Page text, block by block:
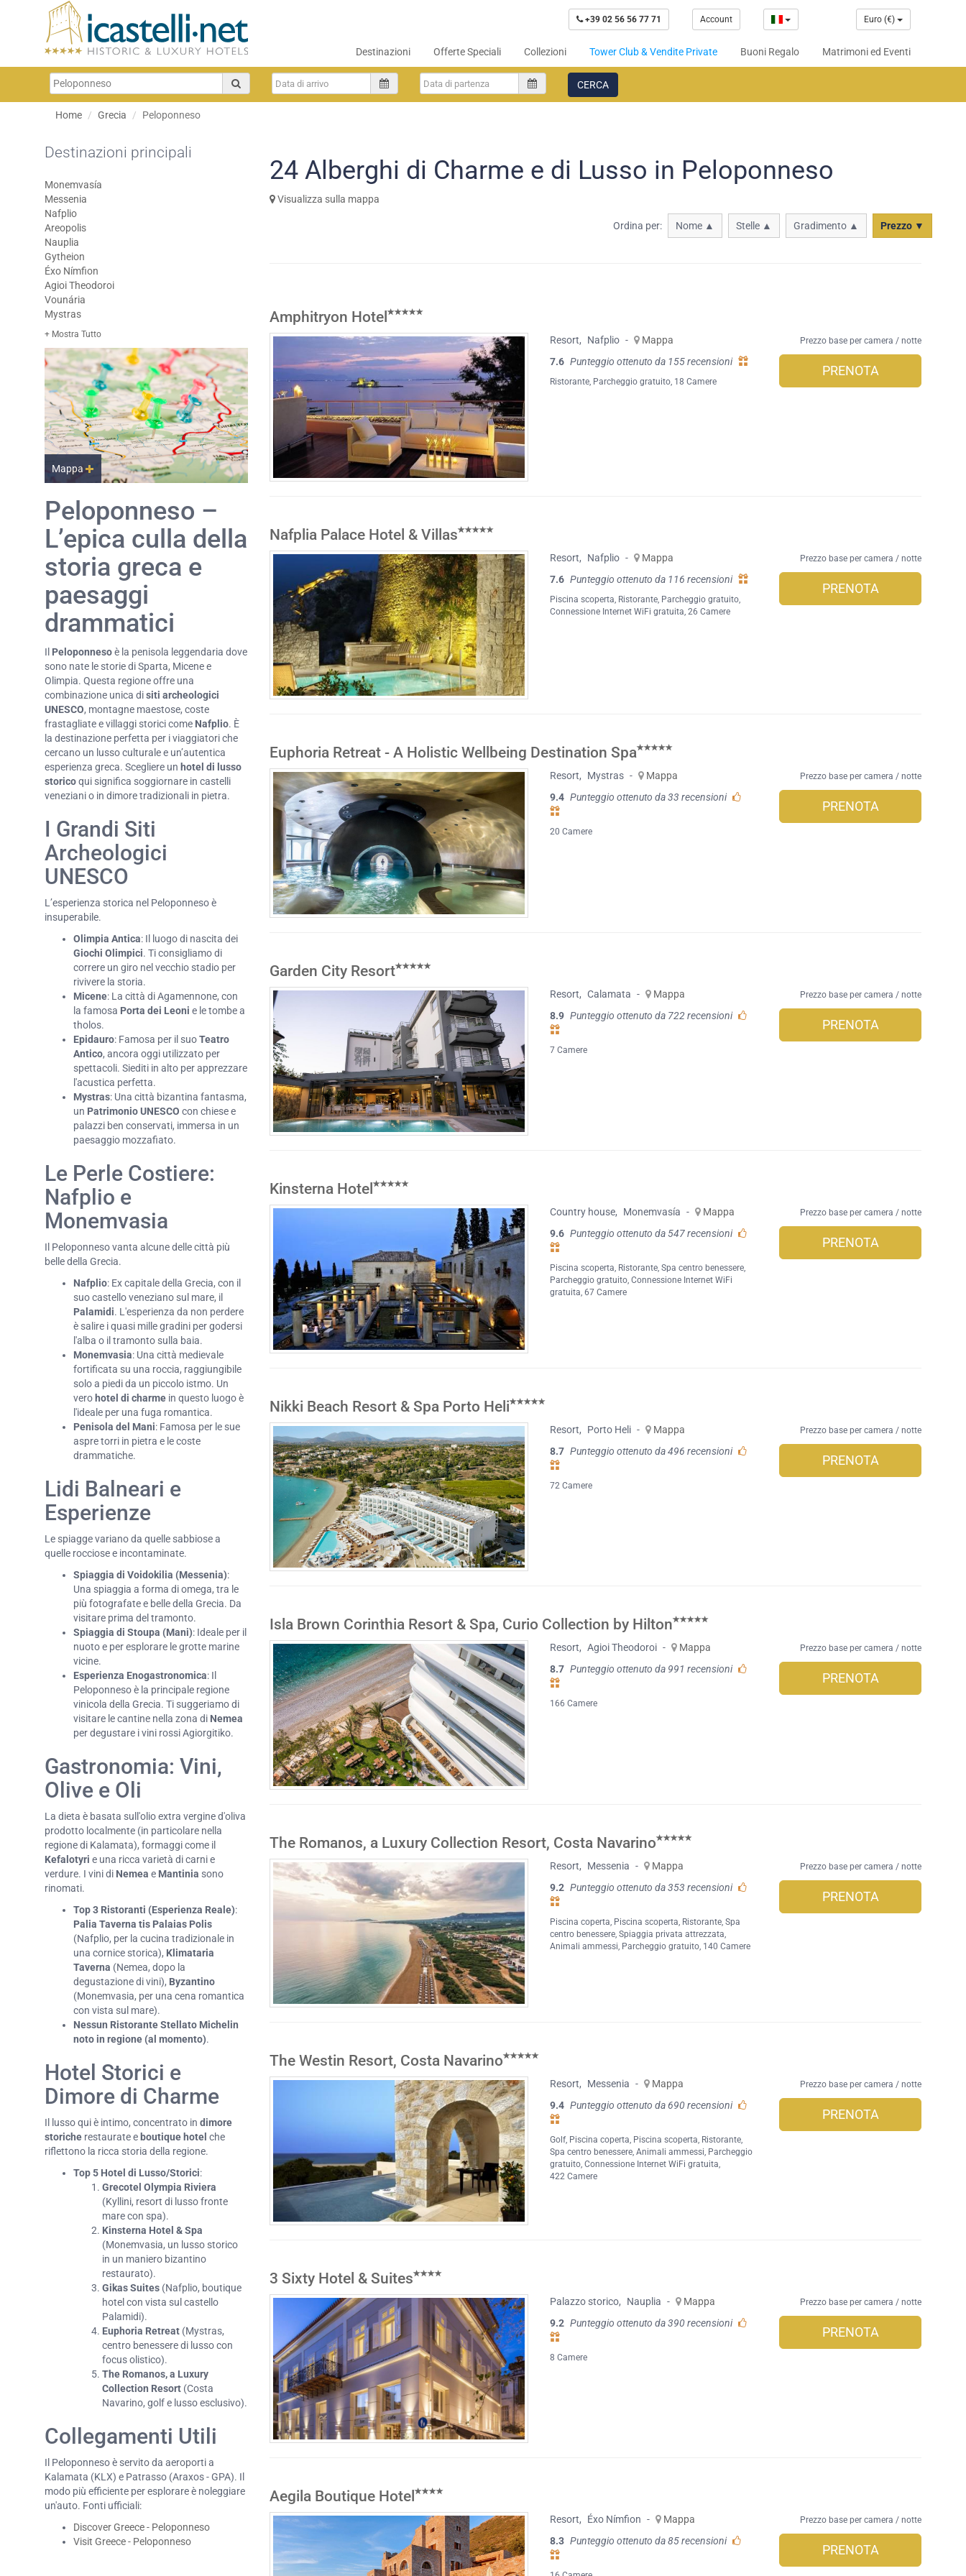
+39 02 56 56 77 71 Account Euro (€)
Destinazioni Offerte Speciali Collezioni Tower Club & Vendite Private Buoni Regalo Matrimoni ed Eventi
CERCA
Home Grecia Peloponneso
Destinazioni principali
Monemvasía
Messenia
Nafplio
Areopolis
Nauplia
Gytheion
Éxo Nímfion
Agioi Theodoroi
Vounária
Mystras
+ Mostra Tutto
Mappa
Peloponneso –
L’epica culla della
storia greca e
paesaggi
drammatici
Il Peloponnesoè la penisola leggendaria dove
sono nate le storie di Sparta, Micene e
Olimpia. Questa regione offre una
combinazione unica disiti archeologici
UNESCO, montagne maestose, coste
frastagliate e villaggi storici come Nafplio. È
la destinazione perfetta per i viaggiatori che
cercano un lusso culturale e un’autentica
esperienza greca. Scegliere un hotel di lusso
storicoqui significa soggiornare in castelli
veneziani o in dimore tradizionali in pietra.
I Grandi Siti
Archeologici
UNESCO
L’esperienza storica nel Peloponneso è
insuperabile.
Olimpia Antica: Il luogo di nascita dei
Giochi Olimpici. Ti consigliamo di
correre un giro nel vecchio stadio per
rivivere la storia.
Micene: La città di Agamennone, con
la famosa Porta dei Leoni e le tombe a
tholos.
Epidauro: Famosa per il suoTeatro
Antico, ancora oggi utilizzato per
spettacoli. Siediti in alto per apprezzare
l'acustica perfetta.
Mystras: Una città bizantina fantasma,
un Patrimonio UNESCO con chiese e
palazzi ben conservati, immersa in un
paesaggio mozzafiato.
Le Perle Costiere:
Nafplio e
Monemvasia
Il Peloponneso vanta alcune delle città più
belle della Grecia.
Nafplio: Ex capitale della Grecia, con il
suo castello veneziano sul mare, il
Palamidi. L'esperienza da non perdere
è salire i quasi mille gradini per godersi
l'alba o il tramonto sulla baia.
Monemvasia: Una città medievale
fortificata su una roccia, raggiungibile
solo a piedi da un piccolo istmo. Un
vero hotel di charme in questo luogo è
l'ideale per una fuga romantica.
Penisola del Mani: Famosa per le sue
aspre torri in pietra e le coste
drammatiche.
Lidi Balneari e
Esperienze
Le spiagge variano da quelle sabbiose a
quelle rocciose e incontaminate.
Spiaggia di Voidokilia (Messenia):
Una spiaggia a forma di omega, tra le
più fotografate e belle della Grecia. Da
visitare prima del tramonto.
Spiaggia di Stoupa (Mani): Ideale per il
nuoto e per esplorare le grotte marine
vicine.
Esperienza Enogastronomica: Il
Peloponneso è la principale regione
vinicola della Grecia. Ti suggeriamo di
visitare le cantine nella zona di Nemea
per degustare i vini rossi Agiorgitiko.
Gastronomia: Vini,
Olive e Oli
La dieta è basata sull'olio extra vergine d'oliva
prodotto localmente (in particolare nella
regione di Kalamata), formaggi come il
Kefalotyri e una ricca varietà di carni e
verdure. I vini di Nemea e Mantinia sono
rinomati.
Top 3 Ristoranti (Esperienza Reale):
Palia Taverna tis Palaias Polis
(Nafplio, per la cucina tradizionale in
una cornice storica), Klimataria
Taverna (Nemea, dopo la
degustazione di vini), Byzantino
(Monemvasia, per una cena romantica
con vista sul mare).
Nessun Ristorante Stellato Michelin
noto in regione (al momento).
Hotel Storici e
Dimore di Charme
Il lusso qui è intimo, concentrato in dimore
storiche restaurate e boutique hotel che
riflettono la ricca storia della regione.
Top 5 Hotel di Lusso/Storici:
Grecotel Olympia Riviera
(Kyllini, resort di lusso fronte
mare con spa).
Kinsterna Hotel & Spa
(Monemvasia, un lusso storico
in un maniero bizantino
restaurato).
Gikas Suites (Nafplio, boutique
hotel con vista sul castello
Palamidi).
Euphoria Retreat (Mystras,
centro benessere di lusso con
focus olistico).
The Romanos, a Luxury
Collection Resort (Costa
Navarino, golf e lusso esclusivo).
Collegamenti Utili
Il Peloponneso è servito da aeroporti a
Kalamata (KLX) e Patrasso (Araxos - GPA). Il
modo più efficiente per esplorare è noleggiare
un'auto. Fonti ufficiali:
Discover Greece - Peloponneso
Visit Greece - Peloponneso
24 Alberghi di Charme e di Lusso in Peloponneso
Visualizza sulla mappa
Ordina per: Nome ▲ Stelle ▲ Gradimento ▲ Prezzo ▼
Amphitryon Hotel
Resort, Nafplio -
Mappa
7.6 Punteggio ottenuto da 155 recensioni
Ristorante, Parcheggio gratuito, 18 Camere
Prezzo base per camera / notte
PRENOTA
Nafplia Palace Hotel & Villas
Resort, Nafplio -
Mappa
7.6 Punteggio ottenuto da 116 recensioni
Piscina scoperta, Ristorante, Parcheggio gratuito,
Connessione Internet WiFi gratuita, 26 Camere
Prezzo base per camera / notte
PRENOTA
Euphoria Retreat - A Holistic Wellbeing Destination Spa
Resort, Mystras -
Mappa
9.4 Punteggio ottenuto da 33 recensioni
20 Camere
Prezzo base per camera / notte
PRENOTA
Garden City Resort
Resort, Calamata -
Mappa
8.9 Punteggio ottenuto da 722 recensioni
7 Camere
Prezzo base per camera / notte
PRENOTA
Kinsterna Hotel
Country house, Monemvasía -
Mappa
9.6 Punteggio ottenuto da 547 recensioni
Piscina scoperta, Ristorante,Spa centro benessere,
Parcheggio gratuito,Connessione Internet WiFi
gratuita, 67 Camere
Prezzo base per camera / notte
PRENOTA
Nikki Beach Resort & Spa Porto Heli
Resort, Porto Heli -
Mappa
8.7 Punteggio ottenuto da 496 recensioni
72 Camere
Prezzo base per camera / notte
PRENOTA
Isla Brown Corinthia Resort & Spa, Curio Collection by Hilton
Resort, Agioi Theodoroi -
Mappa
8.7 Punteggio ottenuto da 991 recensioni
166 Camere
Prezzo base per camera / notte
PRENOTA
The Romanos, a Luxury Collection Resort, Costa Navarino
Resort, Messenia -
Mappa
9.2 Punteggio ottenuto da 353 recensioni
Piscina coperta Piscina scoperta Ristorante ,Spa
centro benessere ,Spiaggia privata attrezzata
Animali ammessi Parcheggio gratuito , 140 Camere
Prezzo base per camera / notte
PRENOTA
The Westin Resort, Costa Navarino
Resort, Messenia -
Mappa
9.4 Punteggio ottenuto da 690 recensioni
Golf Piscina coperta Piscina scoperta Ristorante
Spa centro benessere ,Animali ammessi Parcheggio
gratuito ,Connessione Internet WiFi gratuita
422 Camere
Prezzo base per camera / notte
PRENOTA
3 Sixty Hotel & Suites
Palazzo storico, Nauplia -
Mappa
9.2 Punteggio ottenuto da 390 recensioni
8 Camere
Prezzo base per camera / notte
PRENOTA
Aegila Boutique Hotel
Resort, Éxo Nímfion -
Mappa
8.3 Punteggio ottenuto da 85 recensioni
Prezzo base per camera / notte
PRENOTA